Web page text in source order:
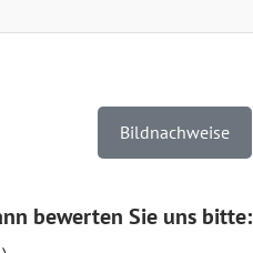
Bildnachweise
bewerten Sie uns bitte: